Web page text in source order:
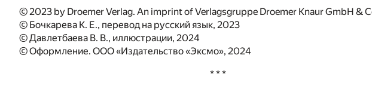
© 2023 by Droemer Verlag. An imprint of Verlagsgruppe Droemer Knaur GmbH &
© Бочкарева К. Е., перевод на русский язык, 2023
© Давлетбаева В. В., иллюстрации, 2024
© Оформление. ООО «Издательство «Эксмо», 2024
* * *